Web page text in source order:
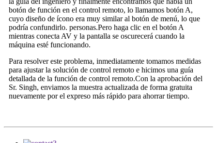
botón de función en el control remoto, lo llamamos botón A,
cuyo diseño de ícono era muy similar al botón de menú, lo que
podría confundirlo. personas.Pero haga clic en el botón A
mientras conecta AV y la pantalla se oscurecerá cuando la
máquina esté funcionando.
Para resolver este problema, inmediatamente tomamos medidas
para ajustar la solución de control remoto e hicimos una guía
detallada de la función de control remoto.Con la aprobación del
Sr. Singh, enviamos la muestra actualizada de forma gratuita
nuevamente por el expreso más rápido para ahorrar tiempo.